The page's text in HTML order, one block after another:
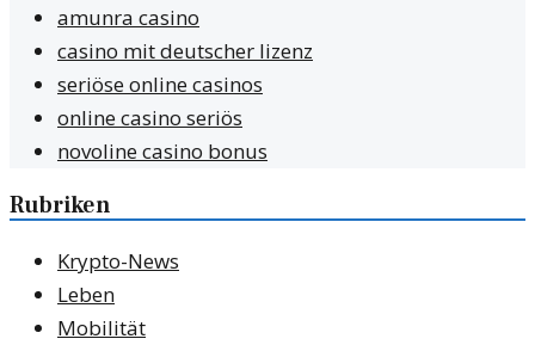
amunra casino
casino mit deutscher lizenz
seriöse online casinos
online casino seriös
novoline casino bonus
Rubriken
Krypto-News
Leben
Mobilität